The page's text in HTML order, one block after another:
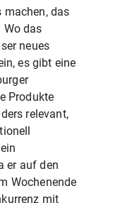
machen, das
Wo das
neues
es gibt eine
Produkte
relevant,
er auf den
Wochenende
mit